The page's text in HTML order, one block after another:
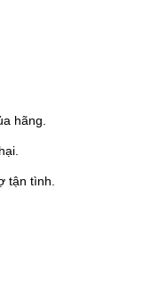
hãng.
tận tình.